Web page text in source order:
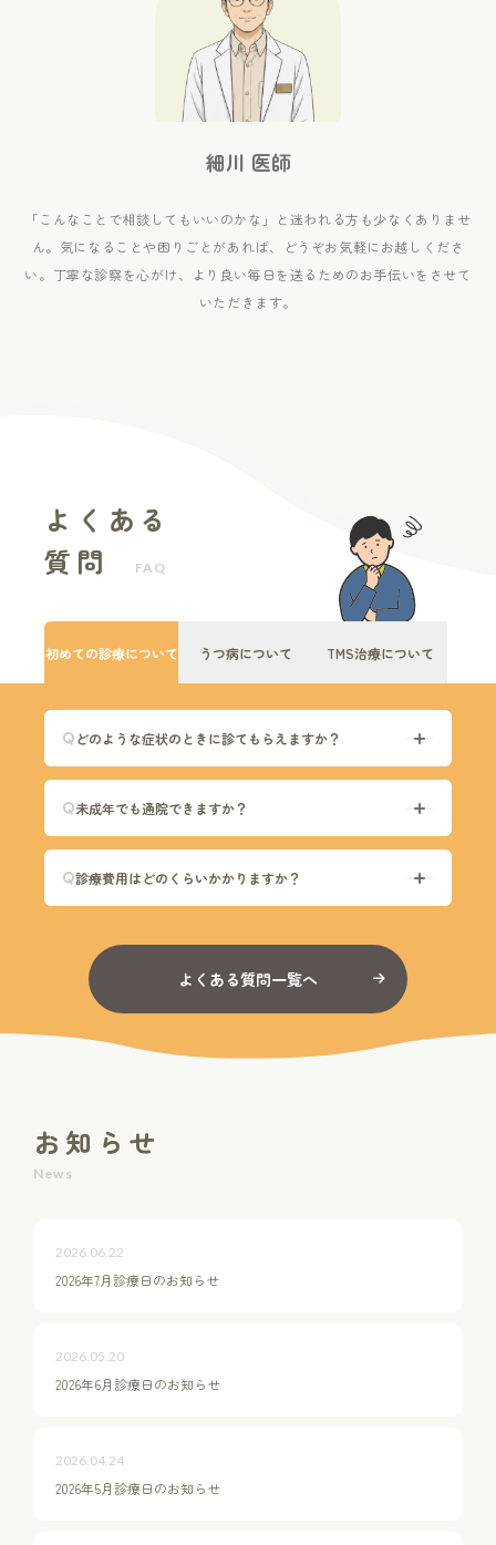
細川 医師
「こんなことで相談してもいいのかな」と 迷われる方も少なくありませ
ん。 気になることや困りごとがあれば、
どうぞお気軽にお越しくださ
い。 丁寧な診察を心がけ、より良い毎日を送るためのお手伝いをさせて
いただきます。
よくある
質問
FAQ
初めての診療について うつ病について TMS治療について
どのような症状のときに診てもらえますか？
未成年でも通院できますか？
診療費用はどのくらいかかりますか？
よくある質問一覧へ
お知らせ
News
2026.06.22
2026年7月診療日のお知らせ
2026.05.20
2026年6月診療日のお知らせ
2026.04.24
2026年5月診療日のお知らせ